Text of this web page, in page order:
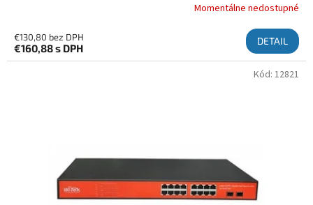
Momentálne nedostupné
€130,80 bez DPH
€160,88s DPH
DETAIL
Kód: 12821